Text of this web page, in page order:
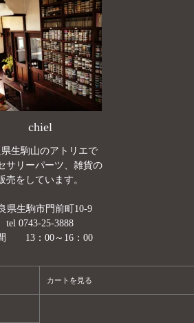
chiel
生駒山のアトリエで
サリーパーツ、雑貨の
売をしています。
県生駒市門前町10-9
tel 0743-25-3888
13：00～16：00
カートを見る